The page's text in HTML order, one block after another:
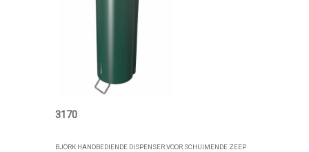
3170
BJÖRK HANDBEDIENDE DISPENSER VOOR SCHUIMENDE ZEEP